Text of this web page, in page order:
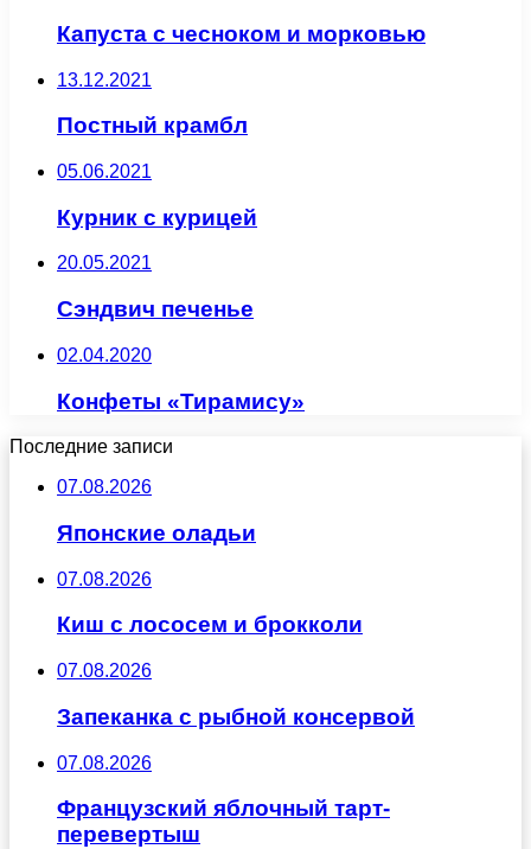
Капуста с чесноком и морковью
13.12.2021
Постный крамбл
05.06.2021
Курник с курицей
20.05.2021
Сэндвич печенье
02.04.2020
Конфеты «Тирамису»
Последние записи
07.08.2026
Японские оладьи
07.08.2026
Киш с лососем и брокколи
07.08.2026
Запеканка с рыбной консервой
07.08.2026
Французский яблочный тарт-
перевертыш